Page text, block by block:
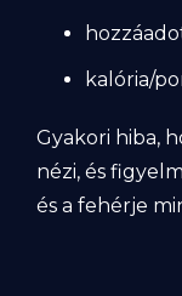
kalória/
Gyakori hiba,
nézi, és
és a fehérje